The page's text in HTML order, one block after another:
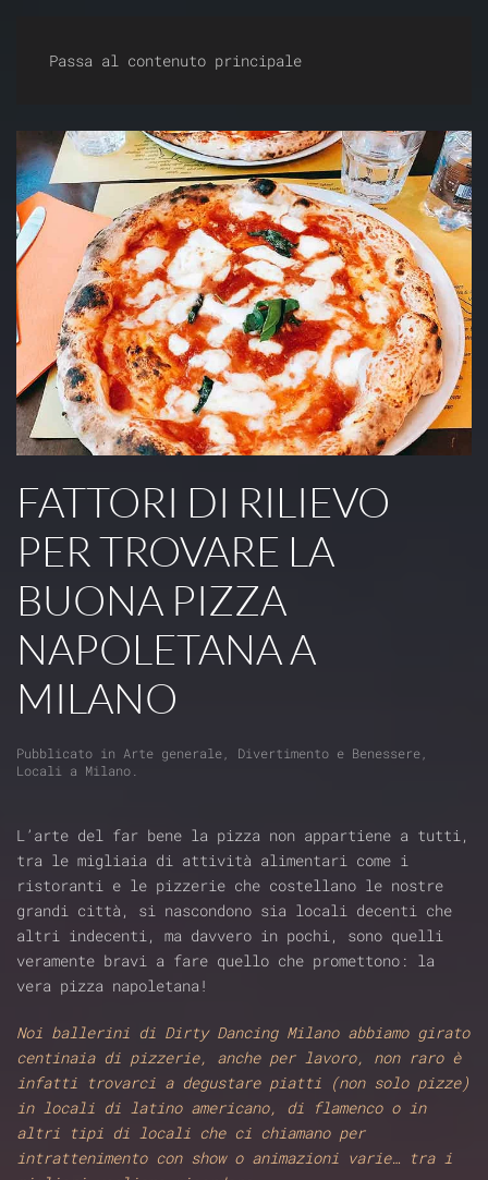
Passa al contenuto principale
FATTORI DI RILIEVO
PER TROVARE LA
BUONA PIZZA
NAPOLETANA A
MILANO
Pubblicato in Arte generale, Divertimento e Benessere,
Locali a Milano.
L’arte del far bene la pizza non appartiene a tutti,
tra le migliaia di attività alimentari come i
ristoranti e le pizzerie che costellano le nostre
grandi città, si nascondono sia locali decenti che
altri indecenti, ma davvero in pochi, sono quelli
veramente bravi a fare quello che promettono: la
vera pizza napoletana!
Noi ballerini di Dirty Dancing Milano abbiamo girato
centinaia di pizzerie, anche per lavoro, non raro è
infatti trovarci a degustare piatti (non solo pizze)
in locali di latino americano, di flamenco o in
altri tipi di locali che ci chiamano per
intrattenimento con show o animazioni varie… tra i